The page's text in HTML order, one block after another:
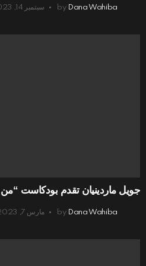
by Dana Wahiba سبتمبر 14, 2023, 2:39 م
جويل ماردينيان تقدم بودكاست
by Dana Wahiba مارس 7, 2023, 6:37 م